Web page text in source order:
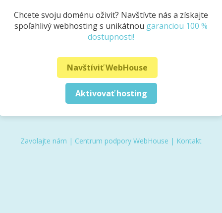
Chcete svoju doménu oživiť? Navštívte nás a získajte
spoľahlivý webhosting s unikátnou garanciou 100 %
dostupnosti!
Navštíviť WebHouse
Aktivovať hosting
Zavolajte nám | Centrum podpory WebHouse | Kontakt